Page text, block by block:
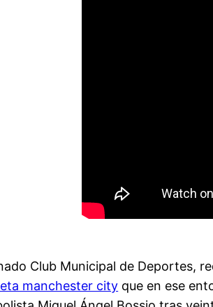
Club Municipal de Deportes,
manchester city que en ese